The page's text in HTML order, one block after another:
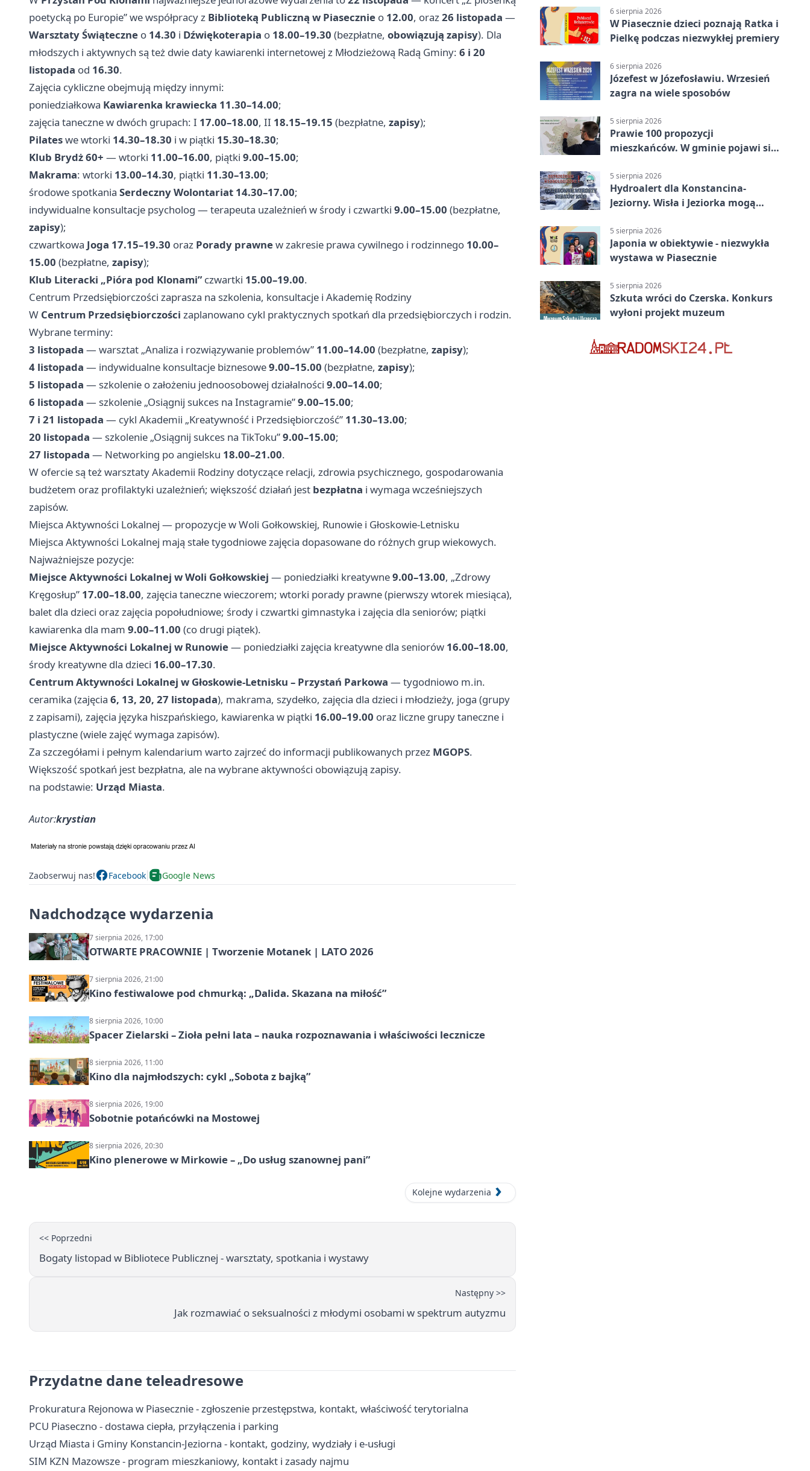
poetycką po Europie” we współpracy z Biblioteką Publiczną w Piasecznie o 12.00, oraz26 listopada —
Warsztaty Świąteczne o 14.30 i Dźwiękoterapia o 18.00–19.30 (bezpłatne, obowiązują zapisy). Dla
młodszych i aktywnych są też dwie daty kawiarenki internetowej z Młodzieżową Radą Gminy: 6 i 20
listopada od 16.30.
Zajęcia cykliczne obejmują między innymi:
poniedziałkowa Kawiarenka krawiecka 11.30–14.00;
zajęcia taneczne w dwóch grupach: I 17.00–18.00, II 18.15–19.15 (bezpłatne, zapisy);
Pilateswe wtorki 14.30–18.30 i w piątki 15.30–18.30;
Klub Brydż 60+ — wtorki 11.00–16.00, piątki 9.00–15.00;
Makrama: wtorki 13.00–14.30, piątki 11.30–13.00;
środowe spotkania Serdeczny Wolontariat 14.30–17.00;
indywidualne konsultacje psycholog — terapeuta uzależnień w środy i czwartki 9.00–15.00 (bezpłatne,
zapisy);
czwartkowa Joga 17.15–19.30 oraz Porady prawnew zakresie prawa cywilnego i rodzinnego 10.00–
15.00 (bezpłatne, zapisy);
Klub Literacki „Pióra pod Klonami”czwartki 15.00–19.00.
Centrum Przedsiębiorczości zaprasza na szkolenia, konsultacje i Akademię Rodziny
W Centrum Przedsiębiorczości zaplanowano cykl praktycznych spotkań dla przedsiębiorczych i rodzin.
Wybrane terminy:
3 listopada — warsztat „Analiza i rozwiązywanie problemów” 11.00–14.00 (bezpłatne, zapisy);
4 listopada — indywidualne konsultacje biznesowe9.00–15.00 (bezpłatne, zapisy);
5 listopada — szkolenie o założeniu jednoosobowej działalności 9.00–14.00;
6 listopada — szkolenie „Osiągnij sukces na Instagramie”9.00–15.00;
7 i 21 listopada — cykl Akademii „Kreatywność i Przedsiębiorczość” 11.30–13.00;
20 listopada — szkolenie „Osiągnij sukces na TikToku”9.00–15.00;
27 listopada — Networking po angielsku 18.00–21.00.
W ofercie są też warsztaty Akademii Rodziny dotyczące relacji, zdrowia psychicznego, gospodarowania
budżetem oraz profilaktyki uzależnień; większość działań jest bezpłatna i wymaga wcześniejszych
zapisów.
Miejsca Aktywności Lokalnej — propozycje w Woli Gołkowskiej, Runowie i Głoskowie‑Letnisku
Miejsca Aktywności Lokalnej mają stałe tygodniowe zajęcia dopasowane do różnych grup wiekowych.
Najważniejsze pozycje:
Miejsce Aktywności Lokalnej w Woli Gołkowskiej — poniedziałki kreatywne9.00–13.00, „Zdrowy
Kręgosłup” 17.00–18.00, zajęcia taneczne wieczorem; wtorki porady prawne (pierwszy wtorek miesiąca),
balet dla dzieci oraz zajęcia popołudniowe; środy i czwartki gimnastyka i zajęcia dla seniorów; piątki
kawiarenka dla mam 9.00–11.00 (co drugi piątek).
Miejsce Aktywności Lokalnej w Runowie— poniedziałki zajęcia kreatywne dla seniorów 16.00–18.00,
środy kreatywne dla dzieci 16.00–17.30.
Centrum Aktywności Lokalnej w Głoskowie‑Letnisku – Przystań Parkowa — tygodniowo m.in.
ceramika (zajęcia 6, 13, 20, 27 listopada), makrama, szydełko, zajęcia dla dzieci i młodzieży, joga (grupy
z zapisami), zajęcia języka hiszpańskiego, kawiarenka w piątki 16.00–19.00 oraz liczne grupy taneczne i
plastyczne (wiele zajęć wymaga zapisów).
Za szczegółami i pełnym kalendarium warto zajrzeć do informacji publikowanych przez MGOPS.
Większość spotkań jest bezpłatna, ale na wybrane aktywności obowiązują zapisy.
na podstawie: Urząd Miasta.
Autor:krystian
Zaobserwuj nas! Facebook Google News
Nadchodzące wydarzenia
7 sierpnia 2026, 17:00
OTWARTE PRACOWNIE | Tworzenie Motanek | LATO 2026
7 sierpnia 2026, 21:00
Kino festiwalowe pod chmurką: „Dalida. Skazana na miłość”
8 sierpnia 2026, 10:00
Spacer Zielarski – Zioła pełni lata – nauka rozpoznawania i właściwości lecznicze
8 sierpnia 2026, 11:00
Kino dla najmłodszych: cykl „Sobota z bajką”
8 sierpnia 2026, 19:00
Sobotnie potańcówki na Mostowej
8 sierpnia 2026, 20:30
Kino plenerowe w Mirkowie – „Do usług szanownej pani”
Kolejne wydarzenia
<< Poprzedni
Bogaty listopad w Bibliotece Publicznej - warsztaty, spotkania i wystawy
Następny >>
Jak rozmawiać o seksualności z młodymi osobami w spektrum autyzmu
Przydatne dane teleadresowe
Prokuratura Rejonowa w Piasecznie - zgłoszenie przestępstwa, kontakt, właściwość terytorialna
PCU Piaseczno - dostawa ciepła, przyłączenia i parking
Urząd Miasta i Gminy Konstancin-Jeziorna - kontakt, godziny, wydziały i e-usługi
SIM KZN Mazowsze - program mieszkaniowy, kontakt i zasady najmu
6 sierpnia 2026
W Piasecznie dzieci poznają Ratka i
Pielkę podczas niezwykłej premiery
6 sierpnia 2026
Józefest w Józefosławiu. Wrzesień
zagra na wiele sposobów
5 sierpnia 2026
Prawie 100 propozycji
mieszkańców. W gminie pojawi się
5 sierpnia 2026
Hydroalert dla Konstancina-
Jeziorny. Wisła i Jeziorka mogą
5 sierpnia 2026
Japonia w obiektywie - niezwykła
wystawa w Piasecznie
5 sierpnia 2026
Szkuta wróci do Czerska. Konkurs
wyłoni projekt muzeum